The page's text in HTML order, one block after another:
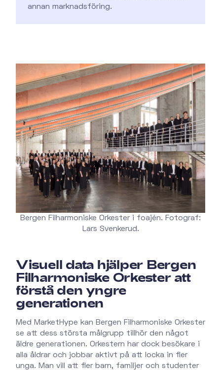
annan marknadsföring.
Bergen Filharmoniske Orkester i foajén. Fotograf:
Lars Svenkerud.
Visuell data hjälper Bergen
Filharmoniske Orkester att
förstå den yngre
generationen
Med MarketHype kan Bergen Filharmoniske Orkester
se att dess största målgrupp tillhör den något
äldre generationen. Orkestern har dock besökare i
alla åldrar och jobbar aktivt på att locka in fler
unga. Man vill att fler barn, familjer och studenter